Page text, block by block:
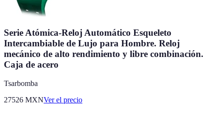
Serie Atómica-Reloj Automático Esqueleto
Intercambiable de Lujo para Hombre. Reloj
mecánico de alto rendimiento y libre combinación.
Caja de acero
Tsarbomba
27526 MXNVer el precio